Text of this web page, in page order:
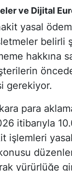
ve Dijital
yasal
belirli
hakkına
gerekiyor.
para
itibarıyla
işlemleri
yürürlüğe